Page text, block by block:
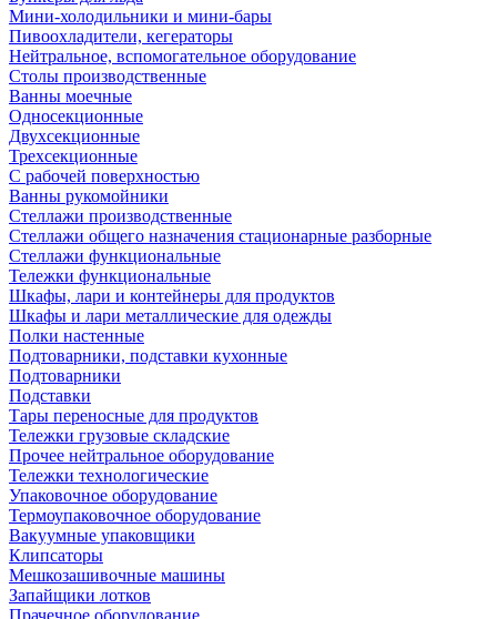
Мини-холодильники и мини-бары
Пивоохладители, кегераторы
Нейтральное, вспомогательное оборудование
Столы производственные
Ванны моечные
Односекционные
Двухсекционные
Трехсекционные
С рабочей поверхностью
Ванны рукомойники
Стеллажи производственные
Стеллажи общего назначения стационарные разборные
Стеллажи функциональные
Тележки функциональные
Шкафы, лари и контейнеры для продуктов
Шкафы и лари металлические для одежды
Полки настенные
Подтоварники, подставки кухонные
Подтоварники
Подставки
Тары переносные для продуктов
Тележки грузовые складские
Прочее нейтральное оборудование
Тележки технологические
Упаковочное оборудование
Термоупаковочное оборудование
Вакуумные упаковщики
Клипсаторы
Мешкозашивочные машины
Запайщики лотков
Прачечное оборудование